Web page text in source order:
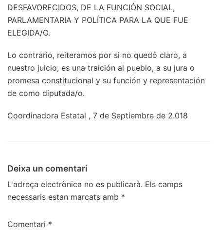
DESFAVORECIDOS, DE LA FUNCIÓN SOCIAL,
PARLAMENTARIA Y POLÍTICA PARA LA QUE FUE
ELEGIDA/O.
Lo contrario, reiteramos por si no quedó claro, a
nuestro juicio, es una traición al pueblo, a su jura o
promesa constitucional y su función y representación
de como diputada/o.
Coordinadora Estatal , 7 de Septiembre de 2.018
Deixa un comentari
L'adreça electrònica no es publicarà. Els camps
necessaris estan marcats amb *
Comentari *